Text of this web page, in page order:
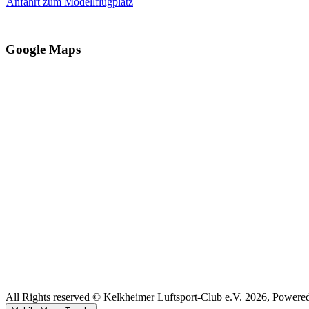
Google Maps
All Rights reserved © Kelkheimer Luftsport-Club e.V. 2026,